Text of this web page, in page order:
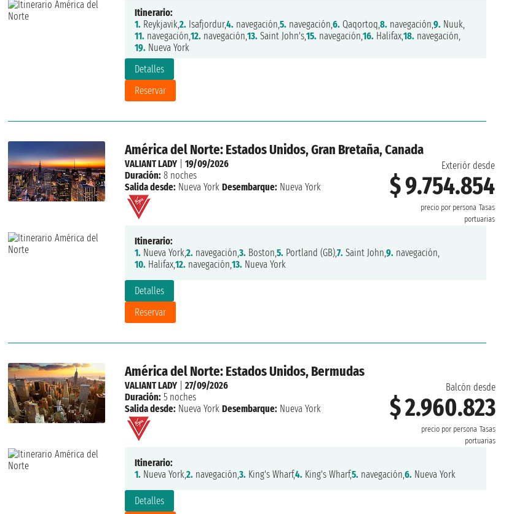
Detalles
Reservar
Itinerario:
1. Reykjavik,2. Isafjordur,4. navegación,5. navegación,6. Qaqortoq,8. navegación,9. Nuuk,
11. navegación,12. navegación,13. Saint John's,15. navegación,16. Halifax,18. navegación,
19. Nueva York
América del Norte: Estados Unidos, Gran Bretaña, Canada
Exteriór desde
$ 9.754.854
precio por persona Tasas
portuarias
Detalles
Reservar
VALIANT LADY| 19/09/2026
Duración: 8 noches
Salida desde: Nueva York Desembarque: Nueva York
Itinerario:
1. Nueva York,2. navegación,3. Boston,5. Portland (GB),7. Saint John,9. navegación,
10. Halifax,12. navegación,13. Nueva York
América del Norte: Estados Unidos, Bermudas
Balcón desde
$ 2.960.823
precio por persona Tasas
portuarias
Detalles
VALIANT LADY| 27/09/2026
Duración: 5 noches
Salida desde: Nueva York Desembarque: Nueva York
Itinerario:
1. Nueva York,2. navegación,3. King's Wharf,4. King's Wharf,5. navegación,6. Nueva York